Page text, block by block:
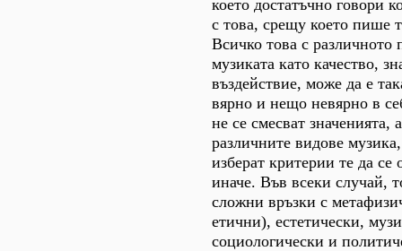
което достатъчно говори
с това, срещу което пише
Всичко това с различното
музиката като качество,
въздействие, може да е
вярно и нещо невярно в
не се смесват значенията,
различните видове
изберат критерии те да се
иначе. Във всеки случай,
сложни връзки с
етични), естетически,
социологически и